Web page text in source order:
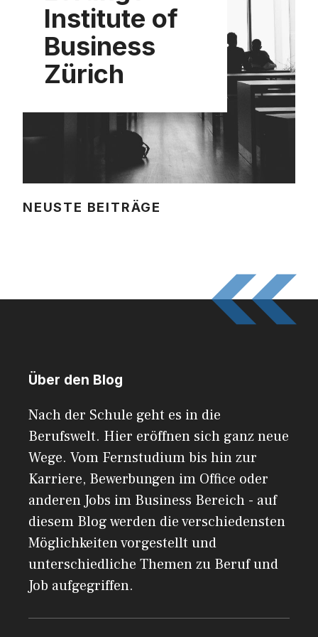
Institute of
Business
Zürich
NEUSTE BEITRÄGE
Über den Blog
Nach der Schule geht es in die
Berufswelt. Hier eröffnen sich ganz neue
Wege. Vom Fernstudium bis hin zur
Karriere, Bewerbungen im Office oder
anderen Jobs im Business Bereich - auf
diesem Blog werden die verschiedensten
Möglichkeiten vorgestellt und
unterschiedliche Themen zu Beruf und
Job aufgegriffen.